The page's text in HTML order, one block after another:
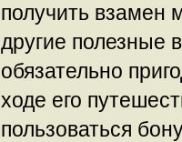
получить взамен
другие полезные
обязательно
ходе его
пользоваться